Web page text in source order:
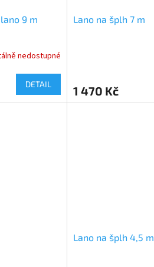
9 m
nedostupné
DETAIL
Lano na šplh 7 m
1 470 Kč
Lano na šplh 4,5 m